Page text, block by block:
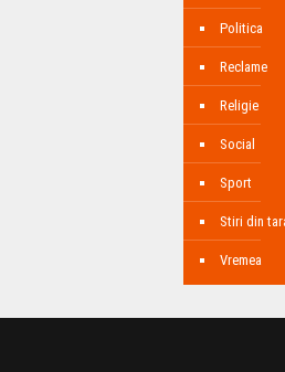
Politica
Reclame
Religie
Social
Sport
Stiri din
Vremea